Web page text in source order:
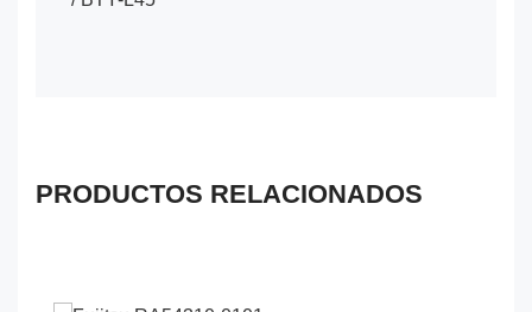
PRODUCTOS RELACIONADOS